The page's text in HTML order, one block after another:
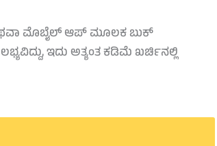
ಮೊಬೈಲ್ ಆಪ್ ಮೂಲಕ ಬುಕ್
ಇದು ಅತ್ಯಂತ ಕಡಿಮೆ ಖರ್ಚಿನಲ್ಲಿ